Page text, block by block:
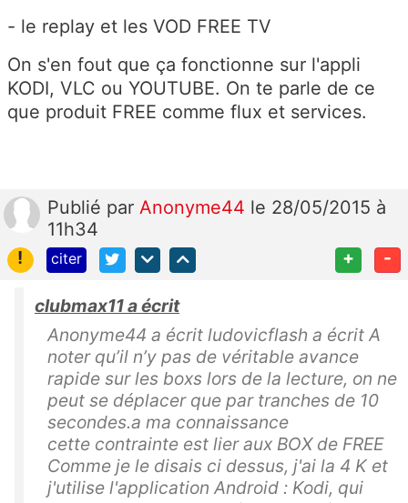
- le replay et les VOD FREE TV
On s'en fout que ça fonctionne sur l'appli
KODI, VLC ou YOUTUBE. On te parle de ce
que produit FREE comme flux et services.
Publié par Anonyme44 le 28/05/2015 à
11h34
!
citer + -
clubmax11 a écrit
Anonyme44 a écrit ludovicflash a écrit A
noter qu’il n’y pas de véritable avance
rapide sur les boxs lors de la lecture, on ne
peut se déplacer que par tranches de 10
secondes.a ma connaissance
cette contrainte est lier aux BOX de FREE
Comme je le disais ci dessus, j'ai la 4 K et
j'utilise l'application Android : Kodi, qui